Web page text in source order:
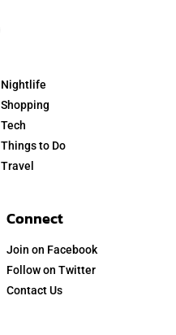
Nightlife
Shopping
Tech
Things to Do
Travel
Connect
Join on Facebook
Follow on Twitter
Contact Us